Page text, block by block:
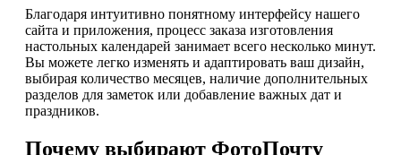
Благодаря интуитивно понятному интерфейсу нашего
сайта и приложения, процесс заказа изготовления
настольных календарей занимает всего несколько минут.
Вы можете легко изменять и адаптировать ваш дизайн,
выбирая количество месяцев, наличие дополнительных
разделов для заметок или добавление важных дат и
праздников.
Почему выбирают ФотоПочту